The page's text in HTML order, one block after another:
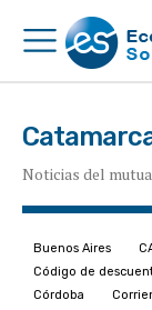
Noticias del
Buenos Aires
Código de
Córdoba